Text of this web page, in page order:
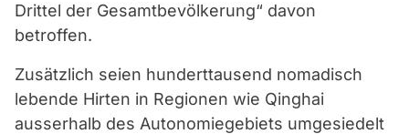
Drittel der Gesamtbevölkerung“ davon
betroffen.
Zusätzlich seien hunderttausend nomadisch
lebende Hirten in Regionen wie Qinghai
ausserhalb des Autonomiegebiets umgesiedelt